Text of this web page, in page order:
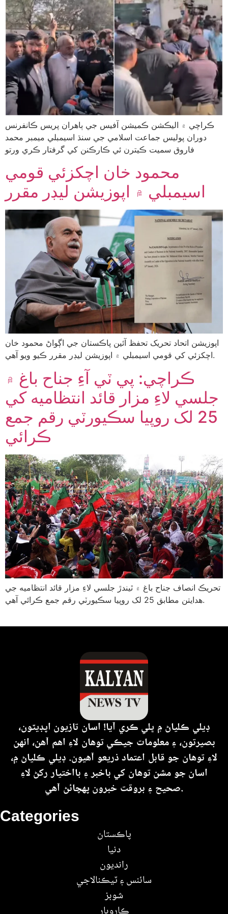
ڪراچي ۾ اليڪشن ڪميشن آفيس جي ٻاهران پريس ڪانفرنس
دوران پوليس جماعت اسلامي جي سنڌ اسيمبلي ميمبر محمد
فاروق سميت ڪيترن ئي ڪارڪنن کي گرفتار ڪري ورتو
محمود خان اچکزئي قومي
اسيمبلي ۾ اپوزيشن ليڊر مقرر
اپوزيشن اتحاد تحریک تحفظ آئين پاڪستان جي اڳواڻ محمود خان
اچکزئي کي قومي اسيمبلي ۾ اپوزيشن ليڊر مقرر ڪيو ويو آهي.
ڪراچي: پي ٽي آءِ جناح باغ ۾
جلسي لاءِ مزار قائد انتظاميه کي
25 لک روپيا سڪيورٽي رقم جمع
ڪرائي
تحريڪ انصاف جناح باغ ۾ ٿيندڙ جلسي لاءِ مزار قائد انتظاميه جي
هدايتن مطابق 25 لک روپيا سڪيورٽي رقم جمع ڪرائي آهي.
Categories
پاڪستان
دنيا
رانديون
سائنس ۽ ٽيڪنالاجي
شوبز
ڊيلي ڪلياڻ ۾ ڀلي ڪري آيا! اسان تازيون اپڊيٽون،
بصيرتون، ۽ معلومات جيڪي توهان لاءِ اهم آهن، انهن
لاءِ توهان جو قابل اعتماد ذريعو آهيون. ڊيلي ڪلياڻ ۾،
اسان جو مشن توهان کي باخبر ۽ بااختيار رکڻ لاءِ
صحيح ۽ بروقت خبرون پهچائڻ آهي.